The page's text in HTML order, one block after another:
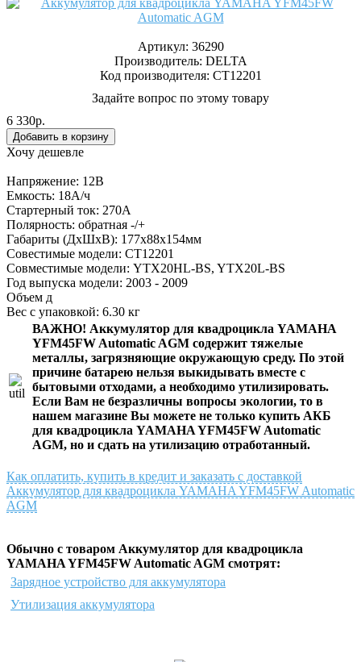
Артикул: 36290
Производитель: DELTA
Код производителя: CT12201
Задайте вопрос по этому товару
6 330р.
Хочу дешевле
Напряжение: 12В
Емкость: 18А/ч
Стартерный ток: 270А
Полярность: обратная -/+
Габариты (ДхШхВ): 177x88x154мм
Совестимые модели: CT12201
Совместимые модели: YTX20HL-BS, YTX20L-BS
Год выпуска модели: 2003 - 2009
Объем д
Вес с упаковкой: 6.30 кг
ВАЖНО! Аккумулятор для квадроцикла YAMAHA
YFM45FW Automatic AGM содержит тяжелые
металлы, загрязняющие окружающую среду. По этой
причине батарею нельзя выкидывать вместе с
бытовыми отходами, а необходимо утилизировать.
Если Вам не безразличны вопросы экологии, то в
нашем магазине Вы можете не только купить АКБ
для квадроцикла YAMAHA YFM45FW Automatic
AGM, но и сдать на утилизацию отработанный.
Как оплатить, купить в кредит и заказать с доставкой
Аккумулятор для квадроцикла YAMAHA YFM45FW Automatic
AGM
Обычно с товаром Аккумулятор для квадроцикла
YAMAHA YFM45FW Automatic AGM смотрят:
Зарядное устройство для аккумулятора
Утилизация аккумулятора